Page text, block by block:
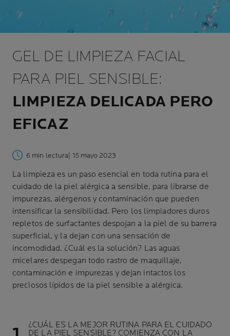
GEL DE LIMPIEZA FACIAL
PARA PIEL SENSIBLE:
LIMPIEZA DELICADA PERO
EFICAZ
6 min lectura | 15 mayo 2023
La limpieza es un paso esencial en toda rutina para el
cuidado de la piel alérgica a sensible, para librarse de
impurezas, alérgenos y contaminación que pueden
intensificar la sensibilidad. Pero los limpiadores duros
repletos de surfactantes despojan a la piel de su barrera
superficial, y la dejan con una sensación de
incomodidad. ¿Cuál es la solución? Las aguas
micelares despegan todo rastro de maquillaje,
contaminación e impurezas y dejan intactos los
preciosos lípidos de la piel sensible a alérgica.
¿CUÁL ES LA MEJOR RUTINA PARA EL CUIDADO
DE LA PIEL SENSIBLE? COMIENZA CON LA